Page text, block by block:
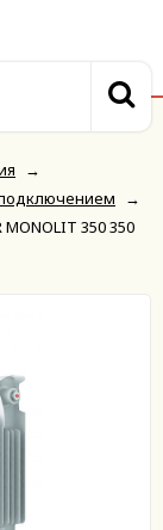
→
→
350 350